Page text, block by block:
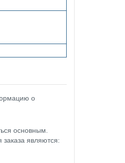
о
основным.
являются: